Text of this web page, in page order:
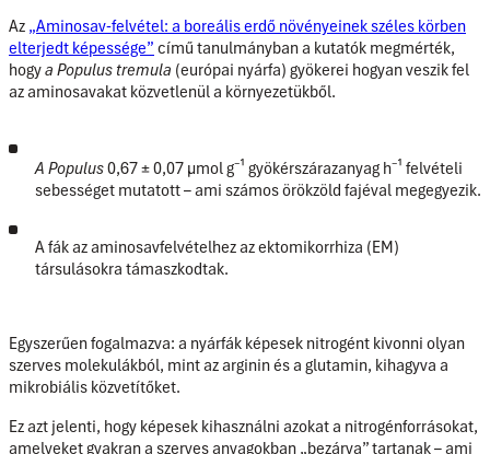
Az „Aminosav-felvétel: a boreális erdő növényeinek széles körben
elterjedt képessége” című tanulmányban a kutatók megmérték,
hogya Populus tremula (európai nyárfa) gyökerei hogyan veszik fel
az aminosavakat közvetlenül a környezetükből.
A Populus0,67 ± 0,07 µmol g⁻¹ gyökérszárazanyag h⁻¹ felvételi
sebességet mutatott – ami számos örökzöld fajéval megegyezik.
A fák az aminosavfelvételhezaz ektomikorrhiza (EM)
társulásokra támaszkodtak.
Egyszerűen fogalmazva: a nyárfák képesek nitrogént kivonni olyan
szerves molekulákból, mint az arginin és a glutamin, kihagyva a
mikrobiális közvetítőket.
Ez azt jelenti, hogy képesek kihasználni azokat a nitrogénforrásokat,
amelyeket gyakran a szerves anyagokban „bezárva” tartanak – ami